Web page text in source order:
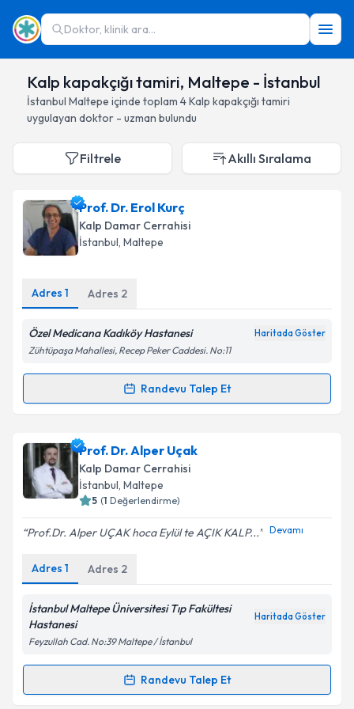
Doktor, klinik ara...
Kalp kapakçığı tamiri, Maltepe - İstanbul
İstanbul Maltepe içinde toplam 4Kalp kapakçığı tamiri
uygulayan doktor - uzman bulundu
Filtrele Akıllı Sıralama
Prof. Dr. Erol Kurç
Kalp Damar Cerrahisi
İstanbul, Maltepe
Adres 1 Adres 2
Özel Medicana Kadıköy Hastanesi Haritada Göster
Zühtüpaşa Mahallesi, Recep Peker Caddesi. No:11
Randevu Talep Et
Randevu Takvimi Talebi
Prof. Dr. Erol Kurçiçin randevu takvimi talebi
oluşturun. Size bu uzmandan randevu almanız için bir
takvim hazırlandığında e-posta ile bilgilendireceğiz.
Metni'ni okudum ve kişisel verilerimin belirtilen
kapsamda işlenmesini kabul ediyorum.
Takvim Talebini Gönder
Prof. Dr. Alper Uçak
Kalp Damar Cerrahisi
İstanbul, Maltepe
5 (1 Değerlendirme)
Prof.Dr. Alper UÇAK hoca Eylül te AÇIK KALP... Devamı
Adres 1 Adres 2
İstanbul Maltepe Üniversitesi Tıp Fakültesi
Hastanesi
Haritada Göster
Feyzullah Cad. No:39 Maltepe / İstanbul
Randevu Talep Et
Randevu Takvimi Talebi